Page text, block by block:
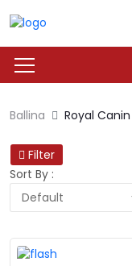
Ballina Royal Canin
Filter
Sort By :